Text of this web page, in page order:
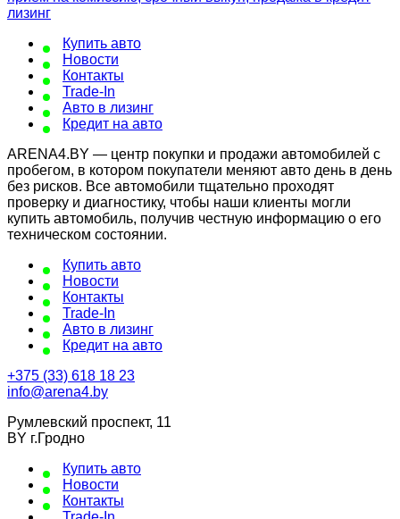
Купить авто
Новости
Контакты
Trade-In
Авто в лизинг
Кредит на авто
ARENA4.BY — центр покупки и продажи автомобилей с
пробегом, в котором покупатели меняют авто день в день
без рисков. Все автомобили тщательно проходят
проверку и диагностику, чтобы наши клиенты могли
купить автомобиль, получив честную информацию о его
техническом состоянии.
Купить авто
Новости
Контакты
Trade-In
Авто в лизинг
Кредит на авто
+375 (33) 618 18 23
info@arena4.by
Румлевский проспект, 11
BY г.Гродно
Купить авто
Новости
Контакты